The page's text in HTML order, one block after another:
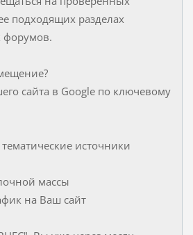
подходящих разделах
форумов.
сайта в Google по ключевому
источники
массы
на Ваш сайт